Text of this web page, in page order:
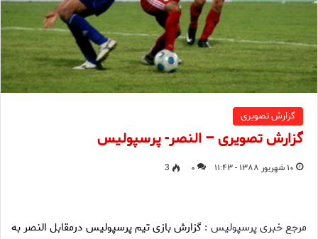
گزارش تصویری
گزارش تصویری – النصر- پرسپولیس
۱۰ شهریور ۱۳۸۸ - ۱۱:۴۳ ۰ 3
مرجع خبری پرسپولیس : گزارش بازی تیم پرسپولیس درمقابل النصر به